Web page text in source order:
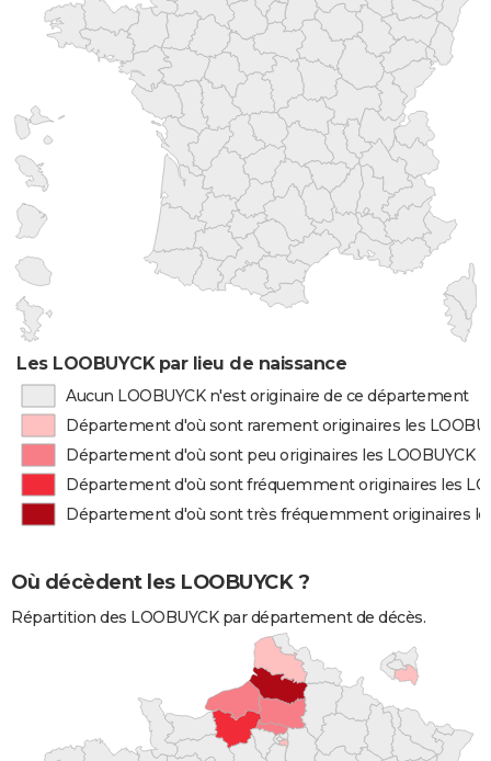
Les LOOBUYCK par lieu de naissance
Aucun LOOBUYCK n'est originaire de ce département
Département d'où sont rarement originaires les
Département d'où sont peu originaires les LOOBUYCK
Département d'où sont fréquemment originaires les
Département d'où sont très fréquemment originaires
Où décèdent les LOOBUYCK ?
Répartition des LOOBUYCK par département de décès.